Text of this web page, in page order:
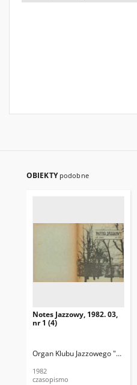
OBIEKTY podobne
Notes Jazzowy, 1982. 03,
nr 1 (4)
Organ Klubu Jazzowego
1982
czasopismo